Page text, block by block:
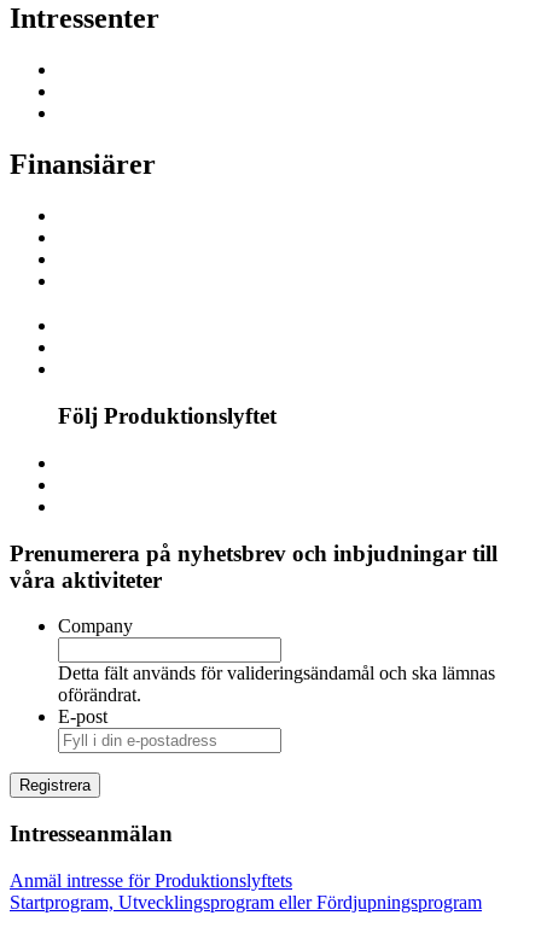
Intressenter
Finansiärer
Följ Produktionslyftet
Prenumerera på nyhetsbrev och inbjudningar till
våra aktiviteter
Company
Detta fält används för valideringsändamål och ska lämnas
oförändrat.
E-post
Intresseanmälan
Anmäl intresse för Produktionslyftets
Startprogram, Utvecklingsprogram eller Fördjupningsprogram